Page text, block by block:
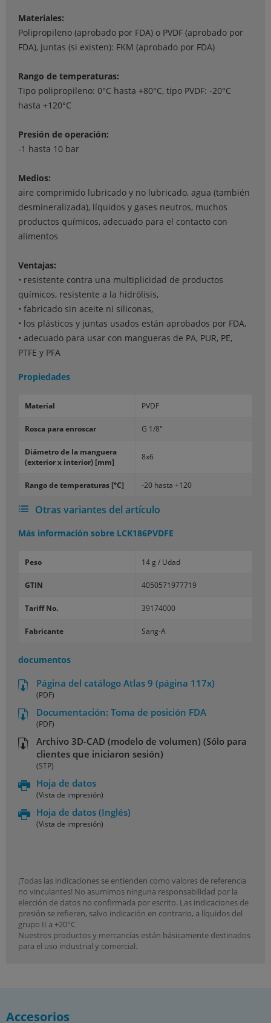
Materiales:
Polipropileno (aprobado por FDA) o PVDF (aprobado por
FDA), juntas (si existen): FKM (aprobado por FDA)
Rango de temperaturas:
Tipo polipropileno: 0°C hasta +80°C, tipo PVDF: -20°C
hasta +120°C
Presión de operación:
-1 hasta 10 bar
Medios:
aire comprimido lubricado y no lubricado, agua (también
desmineralizada), líquidos y gases neutros, muchos
productos químicos, adecuado para el contacto con
alimentos
Ventajas:
• resistente contra una multiplicidad de productos
químicos, resistente a la hidrólisis,
• fabricado sin aceite ni siliconas,
• los plásticos y juntas usados están aprobados por FDA,
• adecuado para usar con mangueras de PA, PUR, PE,
PTFE y PFA
Propiedades
Material PVDF
Rosca para enroscar G 1/8"
Diámetro de la manguera
(exterior x interior) [mm]
8x6
Rango de temperaturas [°C] -20 hasta +120
Otras variantes del artículo
Más información sobre LCK186PVDFE
Peso 14 g / Udad
GTIN 4050571977719
Tariff No. 39174000
Fabricante Sang-A
documentos
Página del catálogo Atlas 9 (página 117x)
(PDF)
Documentación: Toma de posición FDA
(PDF)
Archivo 3D-CAD (modelo de volumen) (Sólo para
clientes que iniciaron sesión)
(STP)
Hoja de datos
(Vista de impresión)
Hoja de datos (Inglés)
(Vista de impresión)
¡Todas las indicaciones se entienden como valores de referencia
no vinculantes! No asumimos ninguna responsabilidad por la
elección de datos no confirmada por escrito. Las indicaciones de
presión se refieren, salvo indicación en contrario, a líquidos del
grupo II a +20°C
Nuestros productos y mercancías están básicamente destinados
para el uso industrial y comercial.
Accesorios